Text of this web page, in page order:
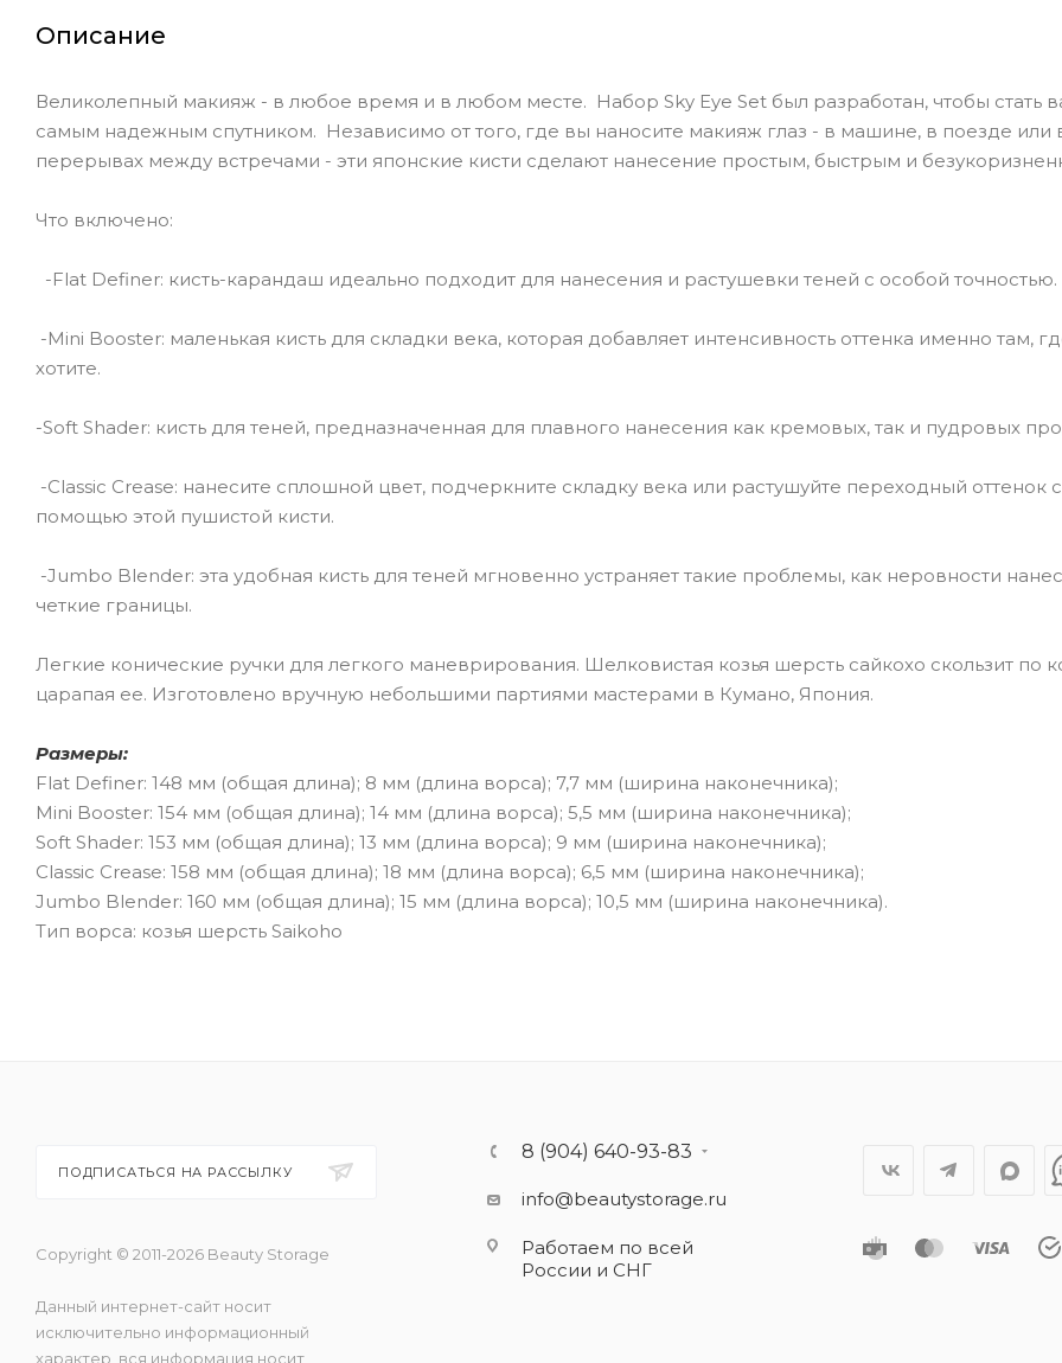
Описание
Великолепный макияж - в любое время и в любом месте. Набор Sky Eye Set был разработан, чтобы стать
самым надежным спутником. Независимо от того, где вы наносите макияж глаз - в машине, в поезде или
перерывах между встречами - эти японские кисти сделают нанесение простым, быстрым и
Что включено:
-Flat Definer: кисть-карандаш идеально подходит для нанесения и растушевки теней с особой точностью.
-Mini Booster: маленькая кисть для складки века, которая добавляет интенсивность оттенка именно там,
хотите.
-Soft Shader: кисть для теней, предназначенная для плавного нанесения как кремовых, так и пудровых
-Classic Crease: нанесите сплошной цвет, подчеркните складку века или растушуйте переходный оттенок с
помощью этой пушистой кисти.
-Jumbo Blender: эта удобная кисть для теней мгновенно устраняет такие проблемы, как неровности
четкие границы.
Легкие конические ручки для легкого маневрирования. Шелковистая козья шерсть сайкохо скользит по
царапая ее. Изготовлено вручную небольшими партиями мастерами в Кумано, Япония.
Размеры:
Flat Definer: 148 мм (общая длина); 8 мм (длина ворса); 7,7 мм (ширина наконечника);
Mini Booster: 154 мм (общая длина); 14 мм (длина ворса); 5,5 мм (ширина наконечника);
Soft Shader: 153 мм (общая длина); 13 мм (длина ворса); 9 мм (ширина наконечника);
Classic Crease: 158 мм (общая длина); 18 мм (длина ворса); 6,5 мм (ширина наконечника);
Jumbo Blender: 160 мм (общая длина); 15 мм (длина ворса); 10,5 мм (ширина наконечника).
Тип ворса: козья шерсть Saikoho
ПОДПИСАТЬСЯ НА РАССЫЛКУ
Copyright © 2011-2026 Beauty Storage
Данный интернет-сайт носит
исключительно информационный
характер, вся информация носит
8 (904) 640-93-83
info@beautystorage.ru
Работаем по всей
России и СНГ